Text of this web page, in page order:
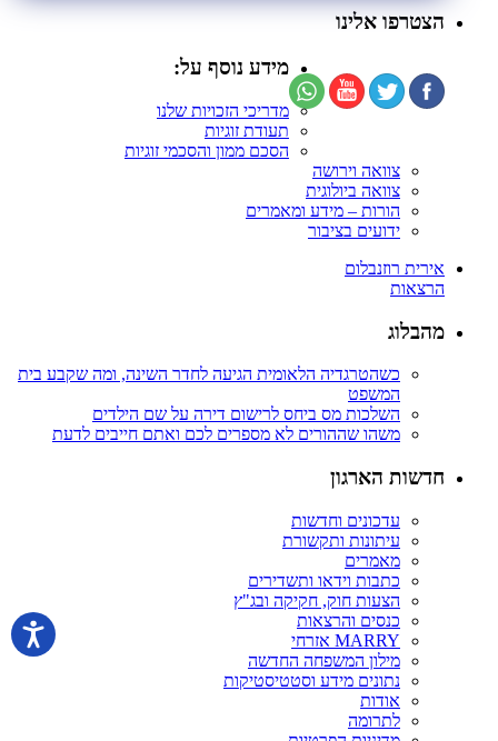
הצטרפו אלינו
מידע נוסף על:
מדריכי הזכויות שלנו
תעודת זוגיות
הסכם ממון והסכמי זוגיות
צוואה וירושה
צוואה ביולוגית
הורות – מידע ומאמרים
ידועים בציבור
אירית רוזנבלום
הרצאות
מהבלוג
כשהטרגדיה הלאומית הגיעה לחדר השינה, ומה שקבע בית
המשפט
השלכות מס ביחס לרישום דירה על שם הילדים
משהו שההורים לא מספרים לכם ואתם חייבים לדעת
חדשות הארגון
עדכונים וחדשות
עיתונות ותקשורת
מאמרים
כתבות וידאו ותשדירים
הצעות חוק, חקיקה ובג"ץ
כנסים והרצאות
MARRY אזרחי
מילון המשפחה החדשה
נתונים מידע וסטטיסטיקות
אודות
לתרומה